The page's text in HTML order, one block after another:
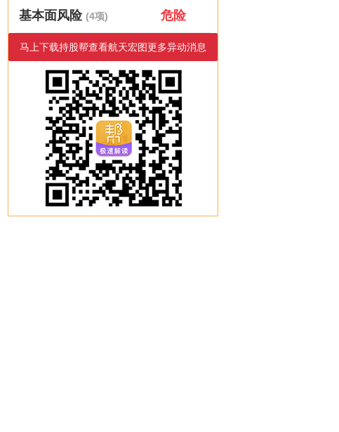
基本面风险 (4项) 危险
马上下载持股帮查看航天宏图更多异动消息